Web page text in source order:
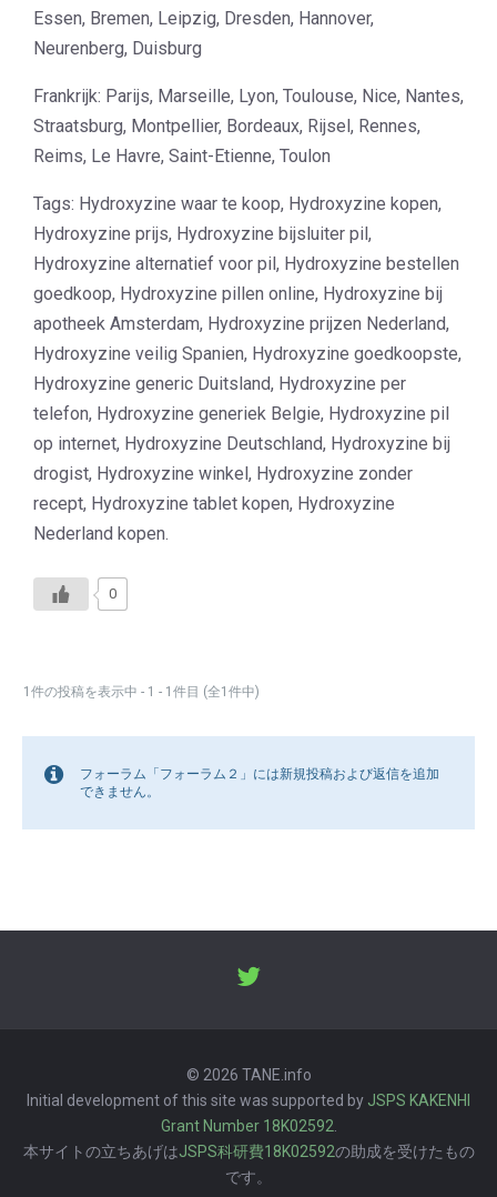
Essen, Bremen, Leipzig, Dresden, Hannover,
Neurenberg, Duisburg
Frankrijk: Parijs, Marseille, Lyon, Toulouse, Nice, Nantes,
Straatsburg, Montpellier, Bordeaux, Rijsel, Rennes,
Reims, Le Havre, Saint-Etienne, Toulon
Tags: Hydroxyzine waar te koop, Hydroxyzine kopen,
Hydroxyzine prijs, Hydroxyzine bijsluiter pil,
Hydroxyzine alternatief voor pil, Hydroxyzine bestellen
goedkoop, Hydroxyzine pillen online, Hydroxyzine bij
apotheek Amsterdam, Hydroxyzine prijzen Nederland,
Hydroxyzine veilig Spanien, Hydroxyzine goedkoopste,
Hydroxyzine generic Duitsland, Hydroxyzine per
telefon, Hydroxyzine generiek Belgie, Hydroxyzine pil
op internet, Hydroxyzine Deutschland, Hydroxyzine bij
drogist, Hydroxyzine winkel, Hydroxyzine zonder
recept, Hydroxyzine tablet kopen, Hydroxyzine
Nederland kopen.
0
1件の投稿を表示中 - 1 - 1件目 (全1件中)
フォーラム「フォーラム２」には新規投稿および返信を追加
できません。
© 2026 TANE.info
Initial development of this site was supported by JSPS KAKENHI
Grant Number 18K02592
本サイトの立ちあげはJSPS科研費18K02592の助成を受けたもの
です。